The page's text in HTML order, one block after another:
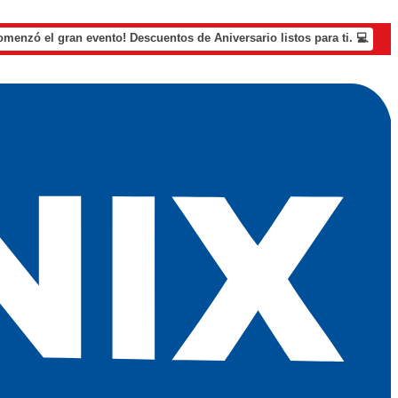
el gran evento! Descuentos de Aniversario listos para ti. 💻